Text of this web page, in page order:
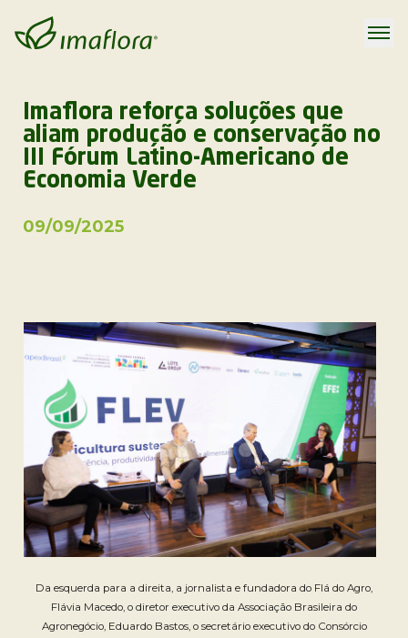
Imaflora reforça soluções que
aliam produção e conservação no
III Fórum Latino-Americano de
Economia Verde
09/09/2025
Da esquerda para a direita, a jornalista e fundadora do Flá do Agro,
Flávia Macedo, o diretor executivo da Associação Brasileira do
Agronegócio, Eduardo Bastos, o secretário executivo do Consórcio